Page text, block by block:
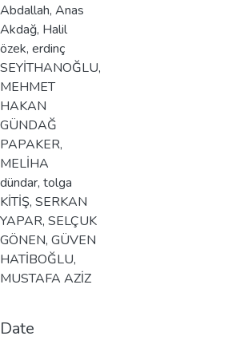
Abdallah, Anas
Akdağ, Halil
özek, erdinç
SEYİTHANOĞLU,
MEHMET
HAKAN
GÜNDAĞ
PAPAKER,
MELİHA
dündar, tolga
KİTİŞ, SERKAN
YAPAR, SELÇUK
GÖNEN, GÜVEN
HATİBOĞLU,
MUSTAFA AZİZ
Date